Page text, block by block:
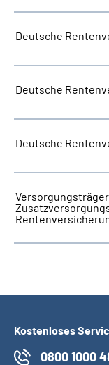
Deutsche
Deutsche
Deutsche
Kostenloses
0800 1000